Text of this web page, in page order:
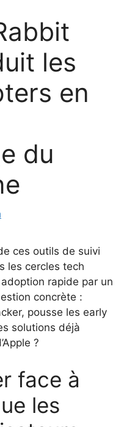
les
en
du
ces outils de suivi
les cercles tech
rapide par un
concrète :
pousse les early
solutions déjà
?
face à
les